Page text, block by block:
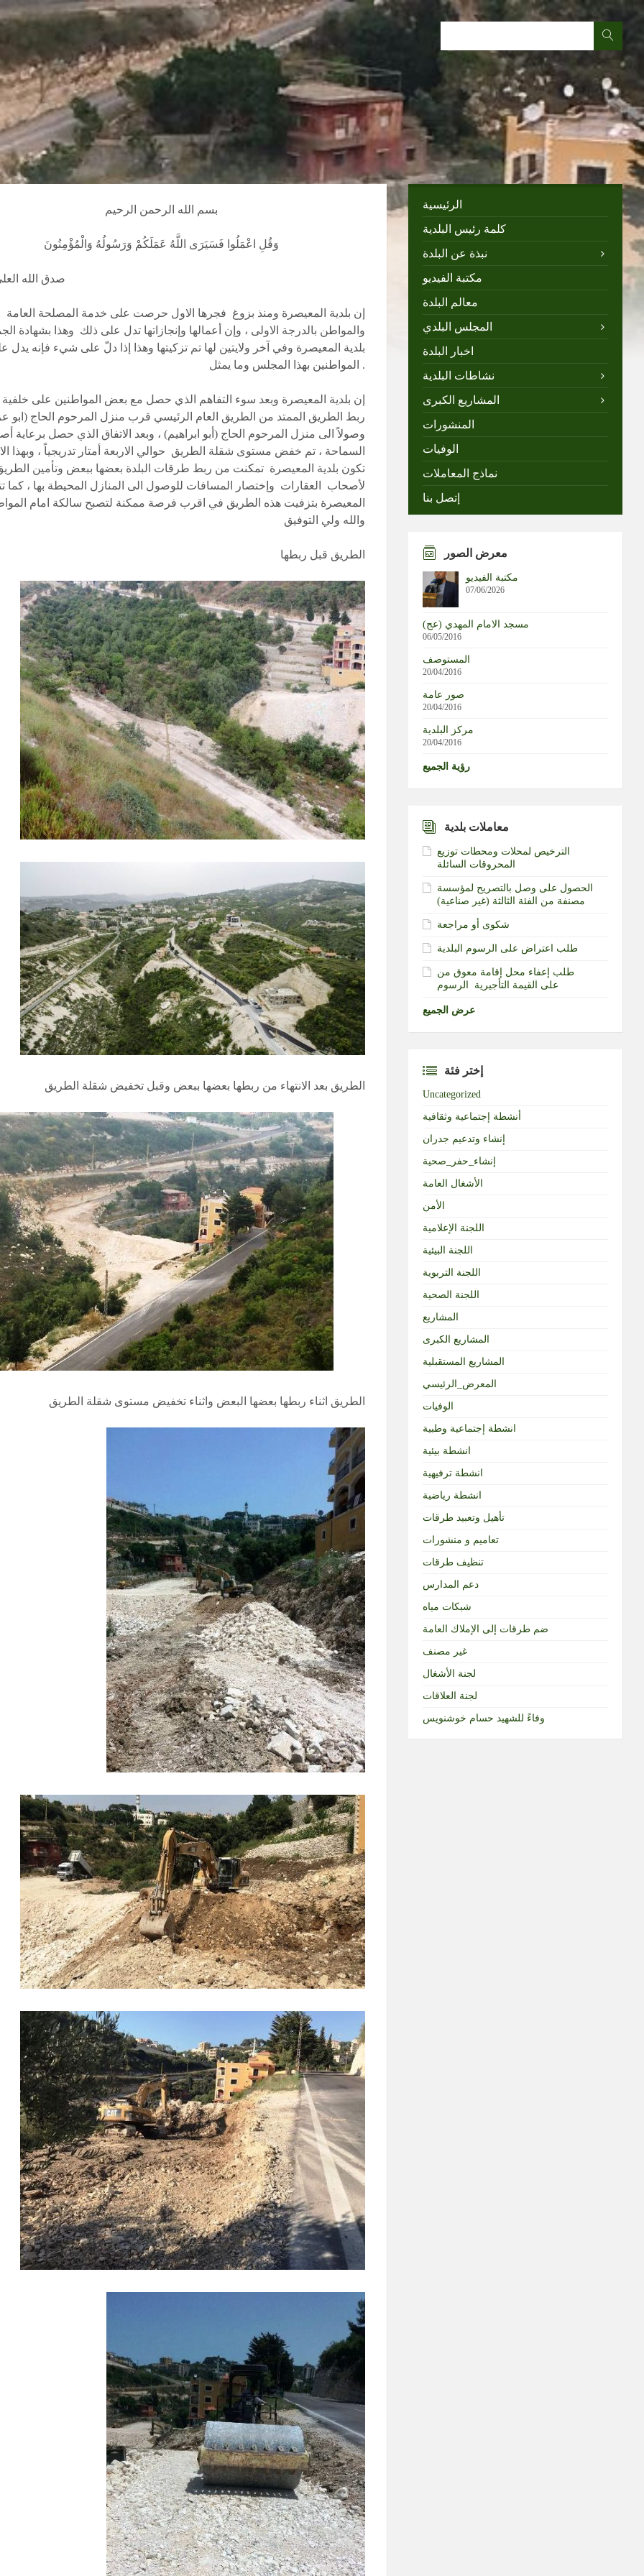
بسم الله الرحمن الرحيم
وَقُلِ اعْمَلُوا فَسَيَرَى اللَّهُ عَمَلَكُمْ وَرَسُولُهُ وَالْمُؤْمِنُونَ
صدق الله
والمواطن بالدرجة الاولى ، وإن أعمالها وإنجازاتها تدل على ذلك وهذا بشهادة
بلدية المعيصرة وفي آخر ولايتين لها تم تزكيتها وهذا إذا دلّ على شيء فإنه يدل
المواطنين بهذا المجلس وما يمثل .
إن بلدية المعيصرة وبعد سوء التفاهم الذي حصل مع بعض المواطنين على خلفية
ربط الطريق الممتد من الطريق العام الرئيسي قرب منزل المرحوم الحاج (ابو
وصولاً الى منزل المرحوم الحاج (أبو ابراهيم) ، وبعد الاتفاق الذي حصل برعاية
السماحة ، تم خفض مستوى شقلة الطريق حوالي الاربعة أمتار تدريجياً ، وبهذا
تكون بلدية المعيصرة تمكنت من ربط طرقات البلدة بعضها ببعض وتأمين
لأصحاب العقارات وإختصار المسافات للوصول الى المنازل المحيطة بها ، كما
المعيصرة بتزفيت هذه الطريق في اقرب فرصة ممكنة لتصبح سالكة امام
والله ولي التوفيق
الطريق قبل ربطها
الطريق بعد الانتهاء من ربطها بعضها ببعض وقبل تخفيض شقلة الطريق
الطريق اثناء ربطها بعضها البعض واثناء تخفيض مستوى شقلة الطريق
الرئيسية
كلمة رئيس البلدية
نبذة عن البلدة
مكتبة الفيديو
معالم البلدة
المجلس البلدي
اخبار البلدة
نشاطات البلدية
المشاريع الكبرى
المنشورات
الوفيات
نماذج المعاملات
إتصل بنا
معرض الصور
مكتبة الفيديو
07/06/2026
مسجد الامام المهدي (عج)
06/05/2016
المستوصف
20/04/2016
صور عامة
20/04/2016
مركز البلدية
20/04/2016
رؤية الجميع
معاملات بلدية
الترخيص لمحلات ومحطات توزيع
المحروقات السائلة
الحصول على وصل بالتصريح لمؤسسة
مصنفة من الفئة الثالثة (غير صناعية)‏
شكوى أو مراجعة
طلب اعتراض على الرسوم البلدية
طلب إعفاء محل إقامة معوق من
الرسوم‎ ‎على القيمة التأجيرية ‏
عرض الجميع
إختر فئة
Uncategorized
أنشطة إجتماعية وثقافية
إنشاء وتدعيم جدران
إنشاء_حفر_صحية
الأشغال العامة
الأمن
اللجنة الإعلامية
اللجنة البيئية
اللجنة التربوية
اللجنة الصحية
المشاريع
المشاريع الكبرى
المشاريع المستقبلية
المعرض_الرئيسي
الوفيات
انشطة إجتماعية وطبية
انشطة بيئية
انشطة ترفيهية
انشطة رياضية
تأهيل وتعبيد طرقات
تعاميم و منشورات
تنظيف طرقات
دعم المدارس
شبكات مياه
ضم طرقات إلى الإملاك العامة
غير مصنف
لجنة الأشغال
لجنة العلاقات
وفاءً للشهيد حسام خوشنويس